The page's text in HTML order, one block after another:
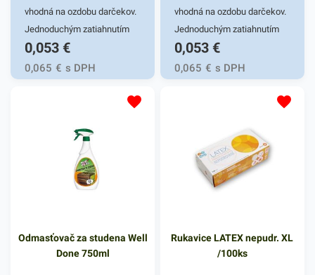
vhodná na ozdobu darčekov.
Jednoduchým zatiahnutím
za konce stúh vytvoríte
mašličku. Farby: zelená,
modrá, biela, ružová -
požadovanú farbu uveďte do
0,053 €
0,065 € s DPH
vhodná na ozdobu darčekov.
Jednoduchým zatiahnutím
za konce stúh vytvoríte
mašličku. Farby: zelená,
modrá, biela, ružová -
požadovanú farbu uveďte do
0,053 €
0,065 € s DPH
Odmasťovač za studena Well
Done 750ml
Rukavice LATEX nepudr. XL
/100ks